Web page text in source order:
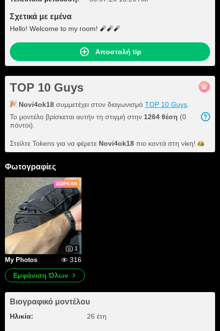
Σχετικά με εμένα
Hello! Welcome to my room! 🧨🧨🧨
Αποστολή tip
TOP 10 Guys
Novi4ok18 συμμετέχει στον διαγωνισμό TOP 10 Guys
Το μοντέλο βρίσκεται αυτήν τη στιγμή στην 1264 θέση (0
πόντοι).
Στείλτε Tokens για να φέρετε Novi4ok18 πιο κοντά στη νίκη!
Φωτογραφίες
ΔΩΡΕΆΝ
1
My Photos
316
Εμφάνιση Όλων
Βιογραφικό μοντέλου
Ηλικία: 26 έτη